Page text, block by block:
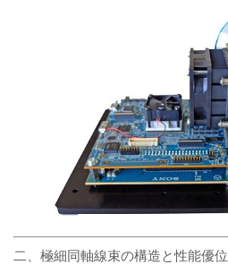
二、極細同軸線束の構造と性能優位